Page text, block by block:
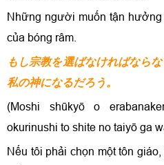
Những người muốn tận
của bóng râm.
もし宗教を選ばなければなら
私の神になるだろう。
(Moshi shūkyō o
okurinushi to shite no taiyō ga
Nếu tôi phải chọn một tôn